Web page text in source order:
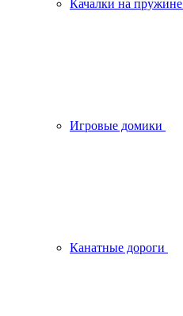
Качалки на пружине
Игровые домики
Канатные дороги